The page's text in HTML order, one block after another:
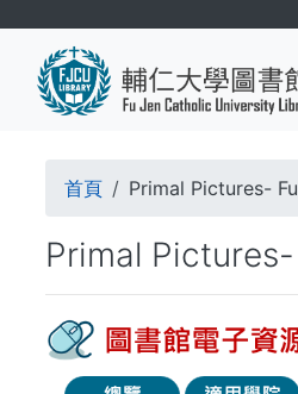
導
連
結
首頁 Primal Pictures-
Primal